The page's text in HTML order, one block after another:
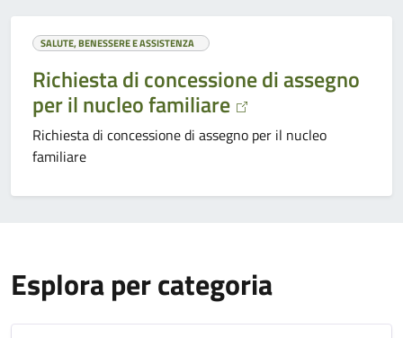
SALUTE, BENESSERE E ASSISTENZA
Richiesta di concessione di assegno
per il nucleo familiare
Richiesta di concessione di assegno per il nucleo
familiare
Esplora per categoria